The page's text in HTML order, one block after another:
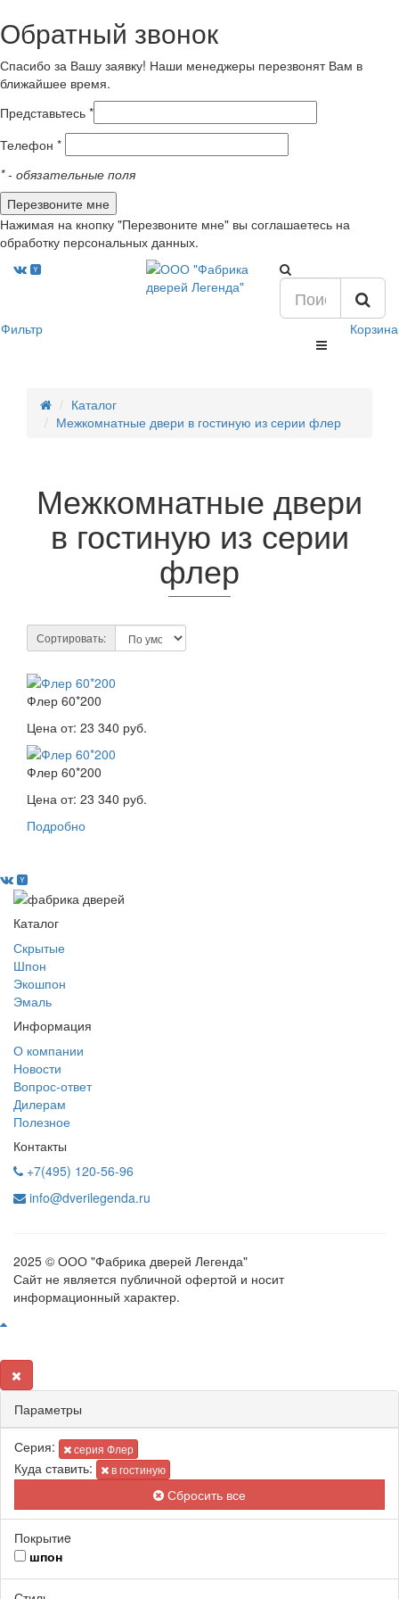
Обратный звонок
Спасибо за Вашу заявку! Наши менеджеры перезвонят Вам в
ближайшее время.
Представьтесь *
Телефон *
*- обязательные поля
Нажимая на кнопку "Перезвоните мне" вы соглашаетесь на
обработку персональных данных.
Фильтр Корзина
Каталог
Межкомнатные двери в гостиную из серии флер
Межкомнатные двери
в гостиную из серии
флер
Сортировать:
Флер 60*200
Цена от: 23 340 руб.
Флер 60*200
Цена от: 23 340 руб.
Подробно
Каталог
Скрытые
Шпон
Экошпон
Эмаль
Информация
О компании
Новости
Вопрос-ответ
Дилерам
Полезное
Контакты
+7(495) 120-56-96
info@dverilegenda.ru
2025 © ООО "Фабрика дверей Легенда"
Сайт не является публичной офертой и носит
информационный характер.
Параметры
Серия: серия Флер
Куда ставить: в гостиную
Сбросить все
Покрытиe
шпон